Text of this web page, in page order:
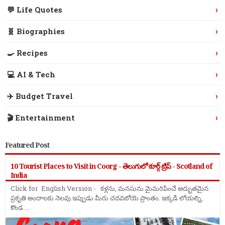
💬 Life Quotes ›
🧬 Biographies ›
🍳 Recipes ›
💻 AI & Tech ›
✈️ Budget Travel ›
🎬 Entertainment ›
Featured Post
10 Tourist Places to Visit in Coorg - తెలుగులో కూర్గ్ ట్రిప్ - Scotland of
India
Click for English Version - కళ్లను, మనసును మైమరిపించే అద్భుతమైన
ప్రకృతి అందాలకు నెలవు ఇప్పుడు మీరు చదవబోయె ప్రాంతం. ఇక్కడి లోయల్ని,
కొండ ...